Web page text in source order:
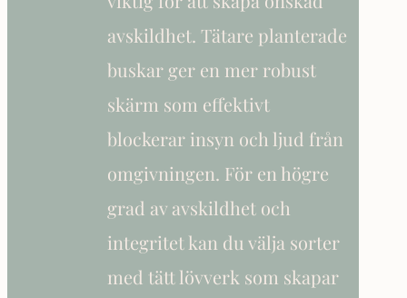
avskildhet. Tätare planterade
buskar ger en mer robust
skärm som effektivt
blockerar insyn och ljud från
omgivningen. För en högre
grad av avskildhet och
integritet kan du välja sorter
med tätt lövverk som skapar